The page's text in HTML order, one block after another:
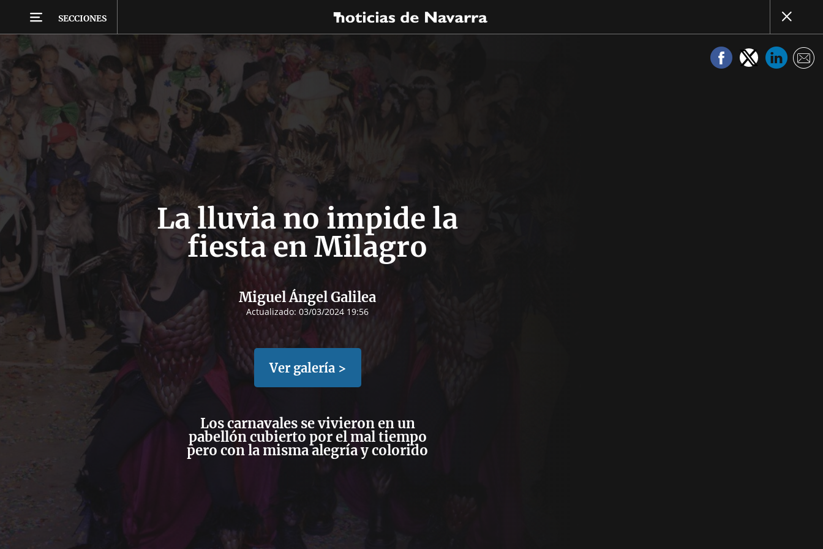
SECCIONES
La lluvia no impide la
fiesta en Milagro
Miguel Ángel Galilea
Actualizado: 03/03/2024 19:56
Ver galería >
Los carnavales se vivieron en un
pabellón cubierto por el mal tiempo
pero con la misma alegría y colorido